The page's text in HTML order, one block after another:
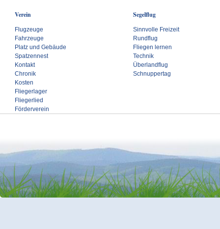
Verein
Flugzeuge
Fahrzeuge
Platz und Gebäude
Spatzennest
Kontakt
Chronik
Kosten
Fliegerlager
Fliegerlied
Förderverein
Segelflug
Sinnvolle Freizeit
Rundflug
Fliegen lernen
Technik
Überlandflug
Schnuppertag